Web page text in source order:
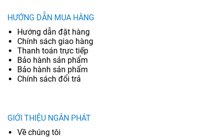
HƯỚNG DẪN MUA HÀNG
Hướng dẫn đặt hàng
Chính sách giao hàng
Thanh toán trực tiếp
Bảo hành sản phẩm
Bảo hành sản phẩm
Chính sách đổi trả
GIỚI THIỆU NGÂN PHÁT
Về chúng tôi